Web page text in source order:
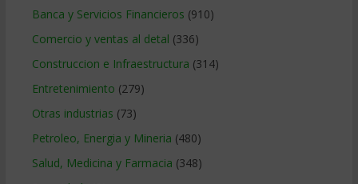
Banca y Servicios Financieros (910)
Comercio y ventas al detal (336)
Construccion e Infraestructura (314)
Entretenimiento (279)
Otras industrias (73)
Petroleo, Energia y Mineria (480)
Salud, Medicina y Farmacia (348)